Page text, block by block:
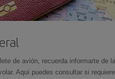
de avión, recuerda informarte de la
Aquí puedes consultar si